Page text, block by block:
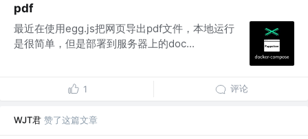
pdf
最近在使用egg.js把网页导出pdf文件，本地运行
是很简单，但是部署到服务器上的doc...
1 评论
WJT君 赞了这篇文章